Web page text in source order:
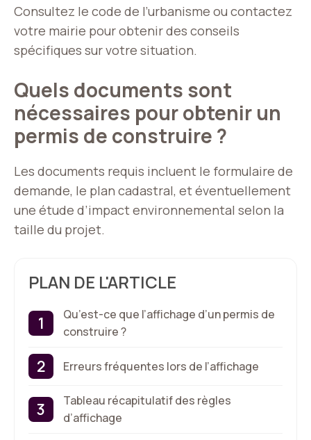
Consultez le code de l’urbanisme ou contactez
votre mairie pour obtenir des conseils
spécifiques sur votre situation.
Quels documents sont
nécessaires pour obtenir un
permis de construire ?
Les documents requis incluent le formulaire de
demande, le plan cadastral, et éventuellement
une étude d’impact environnemental selon la
taille du projet.
PLAN DE L'ARTICLE
Qu’est-ce que l’affichage d’un permis de
construire ?
Erreurs fréquentes lors de l’affichage
Tableau récapitulatif des règles
d’affichage